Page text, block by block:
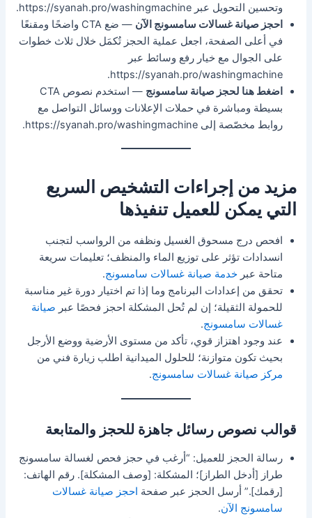
وتحسين التحويل عبر https://syanah.pro/washingmachine.
احجز صيانة غسالات سامسونج الآن
— ضع CTA واضحًا ومقنعًا
في أعلى الصفحة، اجعل عملية الحجز تُكمَل خلال ثلاث خطوات
على الجوال مع خيار رفع وسائط عبر
https://syanah.pro/washingmachine.
اضغط هنا لحجز صيانة سامسونج
— استخدم نصوص CTA
بسيطة ومباشرة في حملات الإعلانات ووسائل التواصل مع
روابط مخصّصة إلى https://syanah.pro/washingmachine.
مزيد من إجراءات التشخيص السريع
التي يمكن للعميل تنفيذها
افحص درج مسحوق الغسيل ونظفه من الرواسب لتجنب
انسدادات تؤثر على توزيع الماء والمنظف؛ تعليمات سريعة
متاحة عبرخدمة صيانة غسالات سامسونج.
تحقق من إعدادات البرنامج وما إذا تم اختيار دورة غير مناسبة
للحمولة الثقيلة؛ إن لم تُحل المشكلة احجز فحصًا عبر صيانة
غسالات سامسونج.
عند وجود اهتزاز قوي، تأكد من مستوى الأرضية ووضع الأرجل
بحيث تكون متوازنة؛ للحلول الميدانية اطلب زيارة فني من
مركز صيانة غسالات سامسونج.
قوالب نصوص رسائل جاهزة للحجز والمتابعة
رسالة الحجز للعميل: “أرغب في حجز فحص لغسالة سامسونج
طراز [أدخل الطراز]؛ المشكلة: [وصف المشكلة]. رقم الهاتف:
[رقمك].” أرسل الحجز عبر صفحة احجز صيانة غسالات
سامسونج الآن.